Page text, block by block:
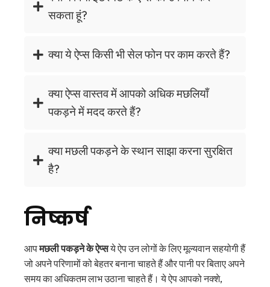
सकता हूं?
क्या ये ऐप्स किसी भी सेल फोन पर काम करते हैं?
क्या ऐप्स वास्तव में आपको अधिक मछलियाँ
पकड़ने में मदद करते हैं?
क्या मछली पकड़ने के स्थान साझा करना सुरक्षित
है?
निष्कर्ष
आपमछली पकड़ने के ऐप्सये ऐप उन लोगों के लिए मूल्यवान सहयोगी हैं
जो अपने परिणामों को बेहतर बनाना चाहते हैं और पानी पर बिताए अपने
समय का अधिकतम लाभ उठाना चाहते हैं। ये ऐप आपको नक्शे,